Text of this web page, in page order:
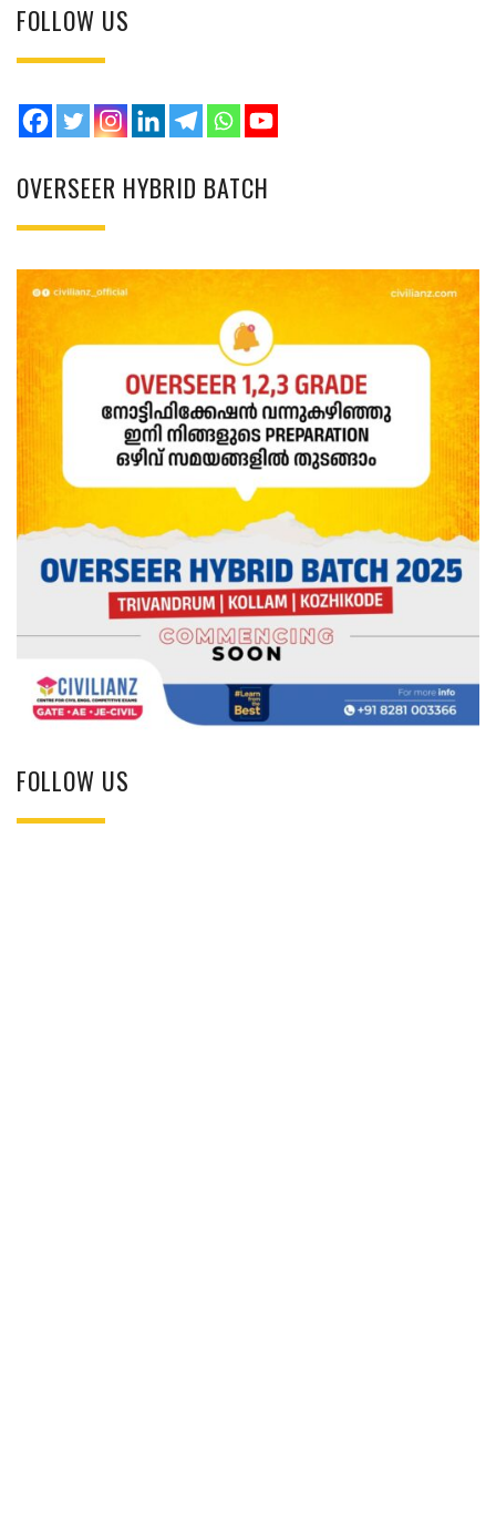
FOLLOW US
OVERSEER HYBRID BATCH
FOLLOW US